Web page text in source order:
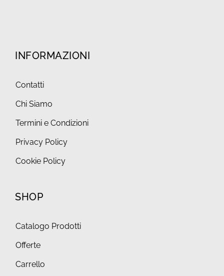
INFORMAZIONI
Contatti
Chi Siamo
Termini e Condizioni
Privacy Policy
Cookie Policy
SHOP
Catalogo Prodotti
Offerte
Carrello